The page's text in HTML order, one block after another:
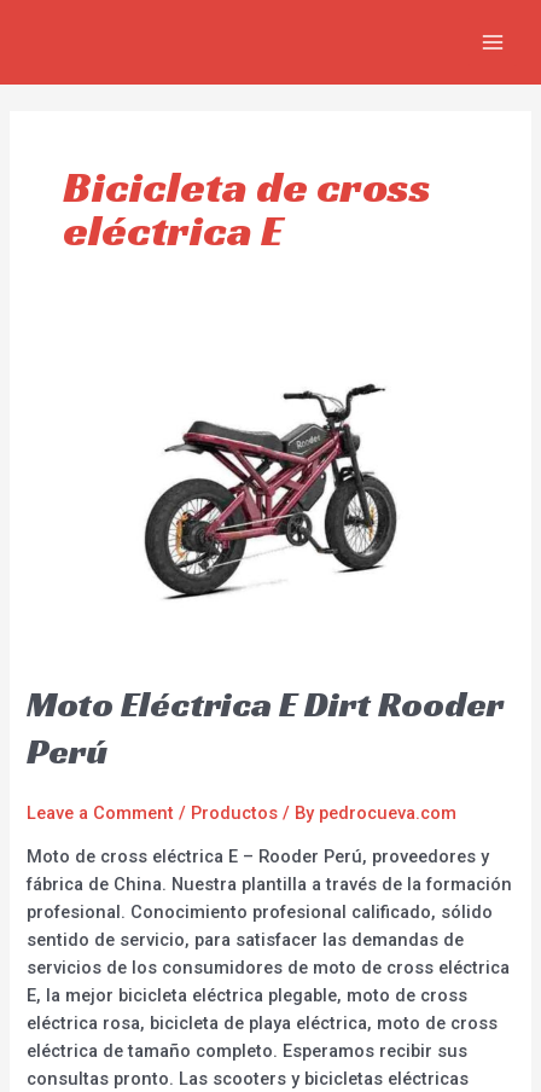
Bicicleta de cross
eléctrica E
Moto Eléctrica E Dirt Rooder
Perú
Leave a Comment / Productos / By pedrocueva.com
Moto de cross eléctrica E – Rooder Perú, proveedores y
fábrica de China. Nuestra plantilla a través de la formación
profesional. Conocimiento profesional calificado, sólido
sentido de servicio, para satisfacer las demandas de
servicios de los consumidores de moto de cross eléctrica
E, la mejor bicicleta eléctrica plegable, moto de cross
eléctrica rosa, bicicleta de playa eléctrica, moto de cross
eléctrica de tamaño completo. Esperamos recibir sus
consultas pronto. Las scooters y bicicletas eléctricas